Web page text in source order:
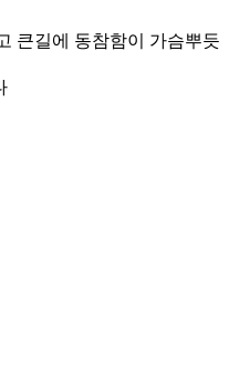
큰길에 동참함이 가슴뿌듯